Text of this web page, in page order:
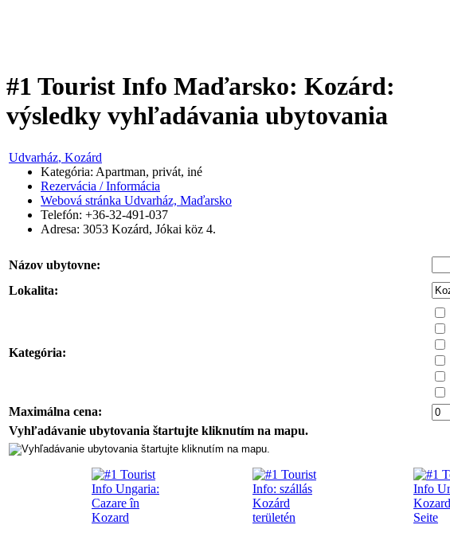
#1 Tourist Info Maďarsko: Kozárd:
výsledky vyhľadávania ubytovania
Udvarház, Kozárd
Kategória: Apartman, privát, iné
Rezervácia / Informácia
Webová stránka Udvarház, Maďarsko
Telefón: +36-32-491-037
Adresa: 3053 Kozárd, Jókai köz 4.
Názov ubytovne:
Lokalita:
Kategória:
Maximálna cena:
Vyhľadávanie ubytovania štartujte kliknutím na mapu.